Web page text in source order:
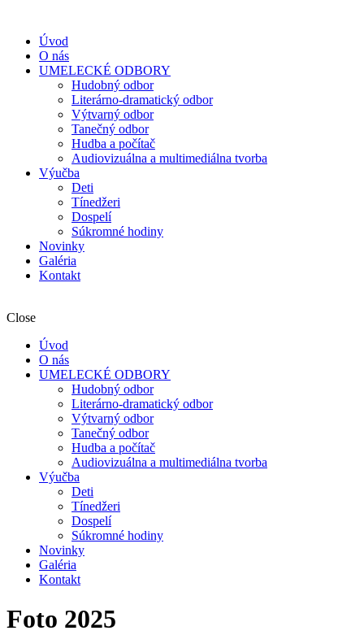
Úvod
O nás
UMELECKÉ ODBORY
Hudobný odbor
Literárno-dramatický odbor
Výtvarný odbor
Tanečný odbor
Hudba a počítač
Audiovizuálna a multimediálna tvorba
Výučba
Deti
Tínedžeri
Dospelí
Súkromné hodiny
Novinky
Galéria
Kontakt
Close
Úvod
O nás
UMELECKÉ ODBORY
Hudobný odbor
Literárno-dramatický odbor
Výtvarný odbor
Tanečný odbor
Hudba a počítač
Audiovizuálna a multimediálna tvorba
Výučba
Deti
Tínedžeri
Dospelí
Súkromné hodiny
Novinky
Galéria
Kontakt
Foto 2025